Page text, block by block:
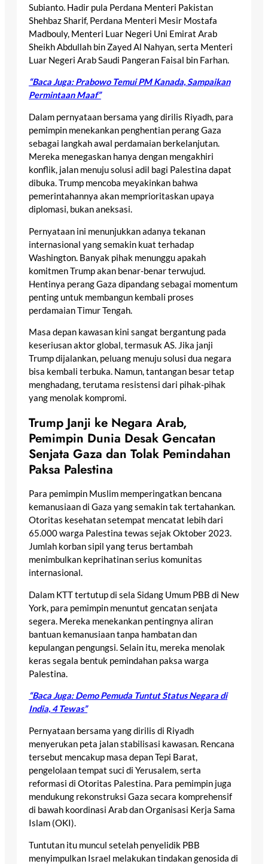
Subianto. Hadir pula Perdana Menteri Pakistan
Shehbaz Sharif, Perdana Menteri Mesir Mostafa
Madbouly, Menteri Luar Negeri Uni Emirat Arab
Sheikh Abdullah bin Zayed Al Nahyan, serta Menteri
Luar Negeri Arab Saudi Pangeran Faisal bin Farhan.
“Baca Juga: Prabowo Temui PM Kanada, Sampaikan
Permintaan Maaf”
Dalam pernyataan bersama yang dirilis Riyadh, para
pemimpin menekankan penghentian perang Gaza
sebagai langkah awal perdamaian berkelanjutan.
Mereka menegaskan hanya dengan mengakhiri
konflik, jalan menuju solusi adil bagi Palestina dapat
dibuka. Trump mencoba meyakinkan bahwa
pemerintahannya akan memprioritaskan upaya
diplomasi, bukan aneksasi.
Pernyataan ini menunjukkan adanya tekanan
internasional yang semakin kuat terhadap
Washington. Banyak pihak menunggu apakah
komitmen Trump akan benar-benar terwujud.
Hentinya perang Gaza dipandang sebagai momentum
penting untuk membangun kembali proses
perdamaian Timur Tengah.
Masa depan kawasan kini sangat bergantung pada
keseriusan aktor global, termasuk AS. Jika janji
Trump dijalankan, peluang menuju solusi dua negara
bisa kembali terbuka. Namun, tantangan besar tetap
menghadang, terutama resistensi dari pihak-pihak
yang menolak kompromi.
Trump Janji ke Negara Arab,
Pemimpin Dunia Desak Gencatan
Senjata Gaza dan Tolak Pemindahan
Paksa Palestina
Para pemimpin Muslim memperingatkan bencana
kemanusiaan di Gaza yang semakin tak tertahankan.
Otoritas kesehatan setempat mencatat lebih dari
65.000 warga Palestina tewas sejak Oktober 2023.
Jumlah korban sipil yang terus bertambah
menimbulkan keprihatinan serius komunitas
internasional.
Dalam KTT tertutup di sela Sidang Umum PBB di New
York, para pemimpin menuntut gencatan senjata
segera. Mereka menekankan pentingnya aliran
bantuan kemanusiaan tanpa hambatan dan
kepulangan pengungsi. Selain itu, mereka menolak
keras segala bentuk pemindahan paksa warga
Palestina.
“Baca Juga: Demo Pemuda Tuntut Status Negara di
India, 4 Tewas”
Pernyataan bersama yang dirilis di Riyadh
menyerukan peta jalan stabilisasi kawasan. Rencana
tersebut mencakup masa depan Tepi Barat,
pengelolaan tempat suci di Yerusalem, serta
reformasi di Otoritas Palestina. Para pemimpin juga
mendukung rekonstruksi Gaza secara komprehensif
di bawah koordinasi Arab dan Organisasi Kerja Sama
Islam (OKI).
Tuntutan itu muncul setelah penyelidik PBB
menyimpulkan Israel melakukan tindakan genosida di